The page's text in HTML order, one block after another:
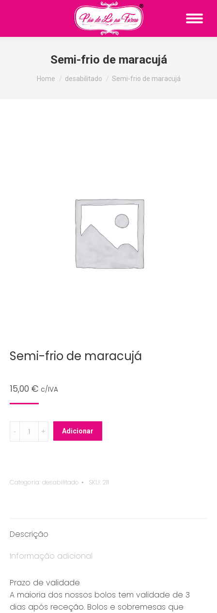
Semi-frio de maracujá
You are here:
Home desabilitado Semi-frio de maracujá
Semi-frio de maracujá
15,00 € c/IVA
Semi-
frio
Adicionar
Categoria: desabilitado SKU: 211
Descrição
Informação adicional
Prazo de validade
A maioria dos nossos bolos tem validade de 3
dias após receção. Bolos e sobremesas que